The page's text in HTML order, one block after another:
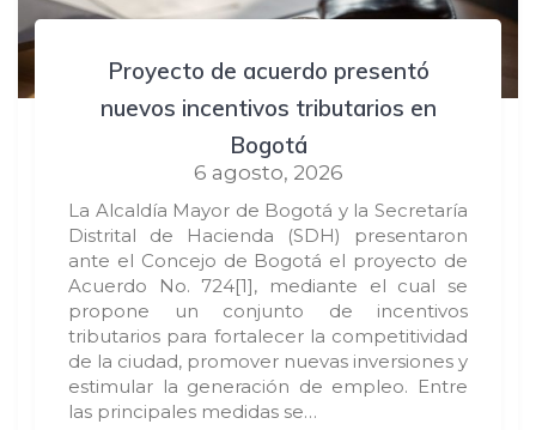
Proyecto de acuerdo presentó
nuevos incentivos tributarios en
Bogotá
6 agosto, 2026
La Alcaldía Mayor de Bogotá y la Secretaría
Distrital de Hacienda (SDH) presentaron
ante el Concejo de Bogotá el proyecto de
Acuerdo No. 724[1], mediante el cual se
propone un conjunto de incentivos
tributarios para fortalecer la competitividad
de la ciudad, promover nuevas inversiones y
estimular la generación de empleo. Entre
las principales medidas se…